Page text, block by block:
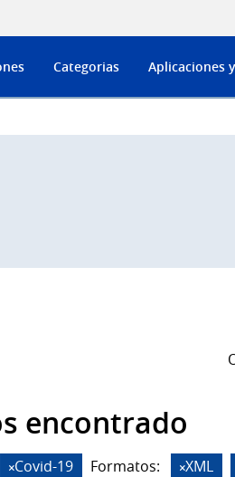
Categorias Aplicaciones
encontrado
Covid-19 Formatos: XML